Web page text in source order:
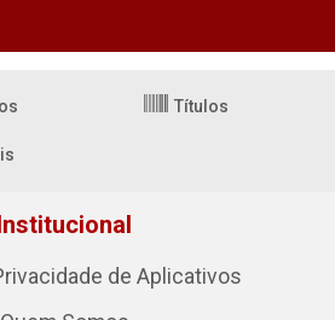
Títulos
de Aplicativos